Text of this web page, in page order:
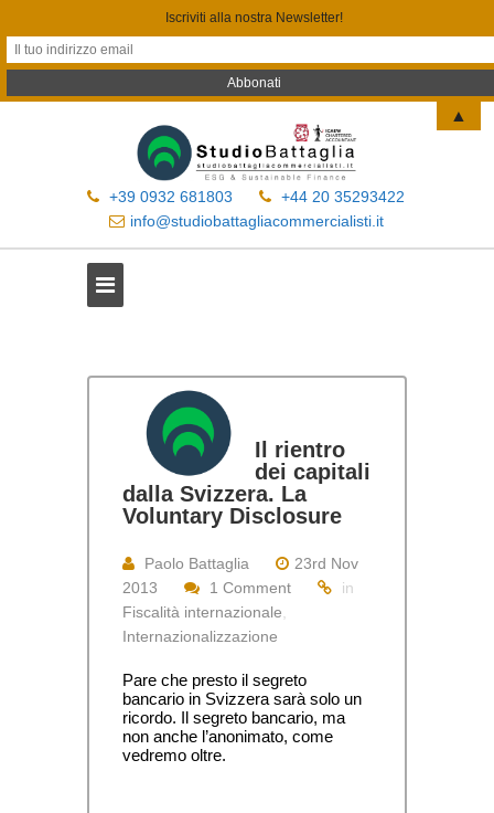
+39 0932 681803
+44 20 35293422
info@studiobattagliacommercialisti.it
Il rientro
dei capitali
dalla Svizzera. La
Voluntary Disclosure
Paolo Battaglia
23rd Nov
2013
1 Comment
in
Fiscalità internazionale
Internazionalizzazione
Pare che presto il segreto
bancario in Svizzera sarà solo un
ricordo. Il segreto bancario, ma
non anche l’anonimato, come
vedremo oltre.
Iscriviti alla nostra Newsletter!
▲